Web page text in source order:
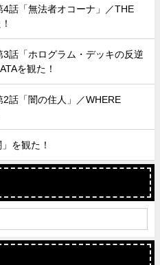
話「無法者オコーナ」／THE
話「ホログラム・デッキの反逆
を観た！
話「闇の住人」／WHERE
を観た！